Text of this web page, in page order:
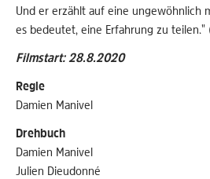
Und er erzählt auf eine ungewöhnlich
es bedeutet, eine Erfahrung zu teilen."
Filmstart: 28.8.2020
Regie
Damien Manivel
Drehbuch
Damien Manivel
Julien Dieudonné